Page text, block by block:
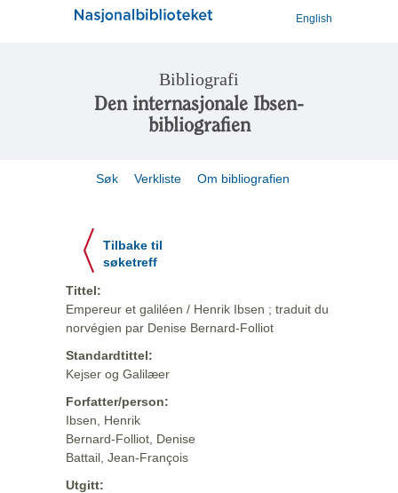
English
Bibliografi
Den internasjonale Ibsen-
bibliografien
Søk Verkliste Om bibliografien
Tilbake til
søketreff
Tittel:
Empereur et galiléen / Henrik Ibsen ; traduit du
norvégien par Denise Bernard-Folliot
Standardtittel:
Kejser og Galilæer
Forfatter/person:
Ibsen, Henrik
Bernard-Folliot, Denise
Battail, Jean-François
Utgitt: